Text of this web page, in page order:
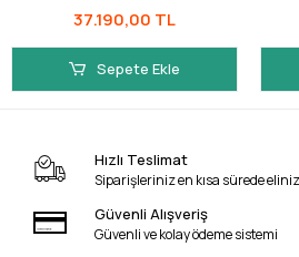
37.190,00 TL
Sepete Ekle
Hızlı Teslimat
Siparişleriniz en kısa sürede
Güvenli Alışveriş
Güvenli ve kolay ödeme sistemi